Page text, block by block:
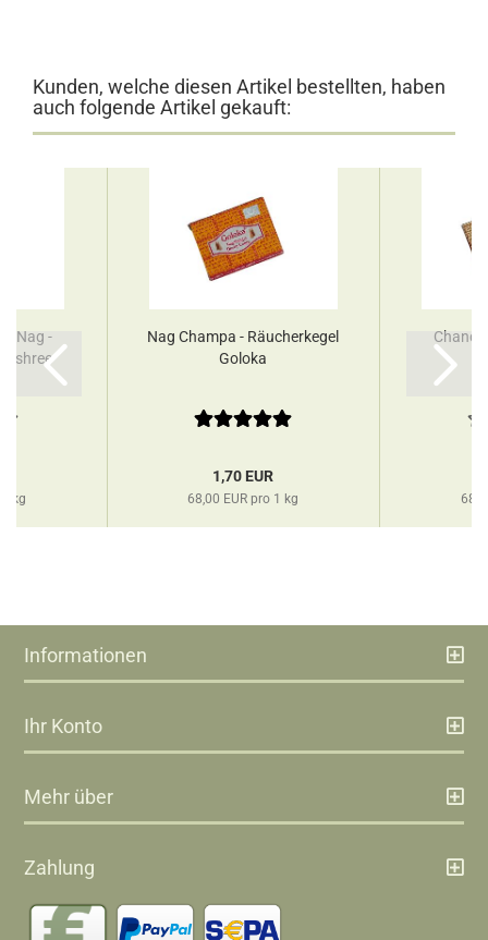
Kunden, welche diesen Artikel bestellten, haben
auch folgende Artikel gekauft:
Nag -
kg
Nag Champa - Räucherkegel
Goloka
1,70 EUR
68,00 EUR pro 1 kg
Informationen
Ihr Konto
Mehr über
Zahlung